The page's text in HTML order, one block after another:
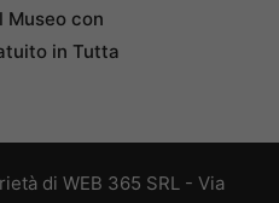
Museo con
in Tutta
di WEB 365 SRL - Via